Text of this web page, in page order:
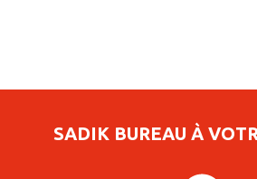
SADIK BUREAU À